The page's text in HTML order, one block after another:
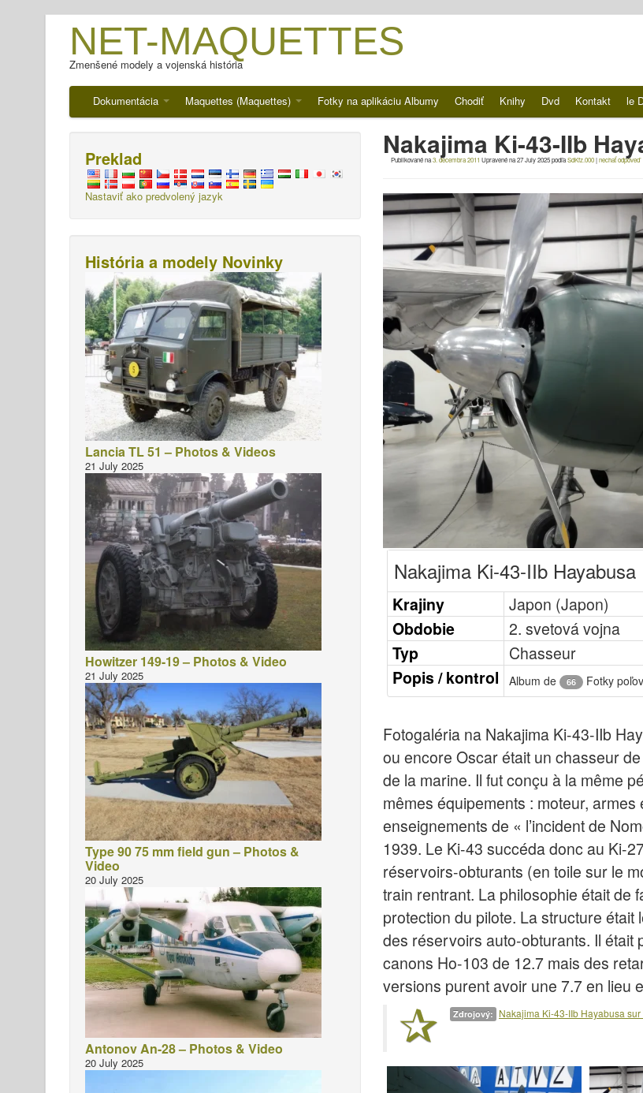
NET-MAQUETTES
Zmenšené modely a vojenská história
Dokumentácia Maquettes (Maquettes) Fotky na aplikáciu Albumy Chodiť Knihy Dvd Kontakt le
Nakajima Ki-43-IIb
Publikované na3. decembra 2011 Upravené na27 July 2025podľaSdKfz.000|nechať odpoveď
Nakajima Ki-43-IIb Hayabusa
Krajiny
Japon (Japon)
Obdobie
2. svetová vojna
Typ
Chasseur
Popis / kontrol
Album de 66 Fotky
Fotogaléria na Nakajima Ki-43-IIb
ou encore Oscar était un chasseur
de la marine. Il fut conçu à la même
mêmes équipements : moteur,
enseignements de « l’incident de
1939. Le Ki-43 succéda donc au Ki-
réservoirs-obturants (en toile sur le
train rentrant. La philosophie était de
protection du pilote. La structure était
des réservoirs auto-obturants. Il était
canons Ho-103 de 12.7 mais des
versions purent avoir une 7.7 en lieu
Zdrojový: Nakajima Ki-43-IIb Hayabusa
Preklad
Nastaviť ako predvolený jazyk
História a modely Novinky
Lancia TL 51 – Photos & Videos
21 July 2025
Howitzer 149-19 – Photos & Video
21 July 2025
Type 90 75 mm field gun – Photos &
Video
20 July 2025
Antonov An-28 – Photos & Video
20 July 2025